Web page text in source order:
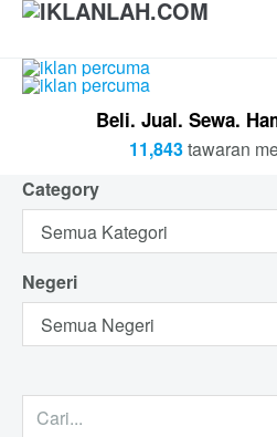
Beli. Jual. Sewa.
11,843tawaran
Category
Negeri